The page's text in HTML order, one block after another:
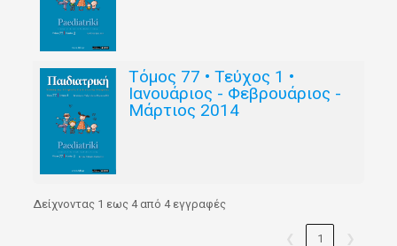
Τόμος 77 • Τεύχος 1 •
Ιανουάριος - Φεβρουάριος -
Μάρτιος 2014
Δείχνοντας 1 εως 4 από 4 εγγραφές
1